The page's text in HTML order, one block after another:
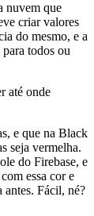
nuvem que
criar valores
do mesmo, e a
todos ou
até onde
e que na Black
seja vermelha.
do Firebase, e
essa cor e
antes. Fácil, né?